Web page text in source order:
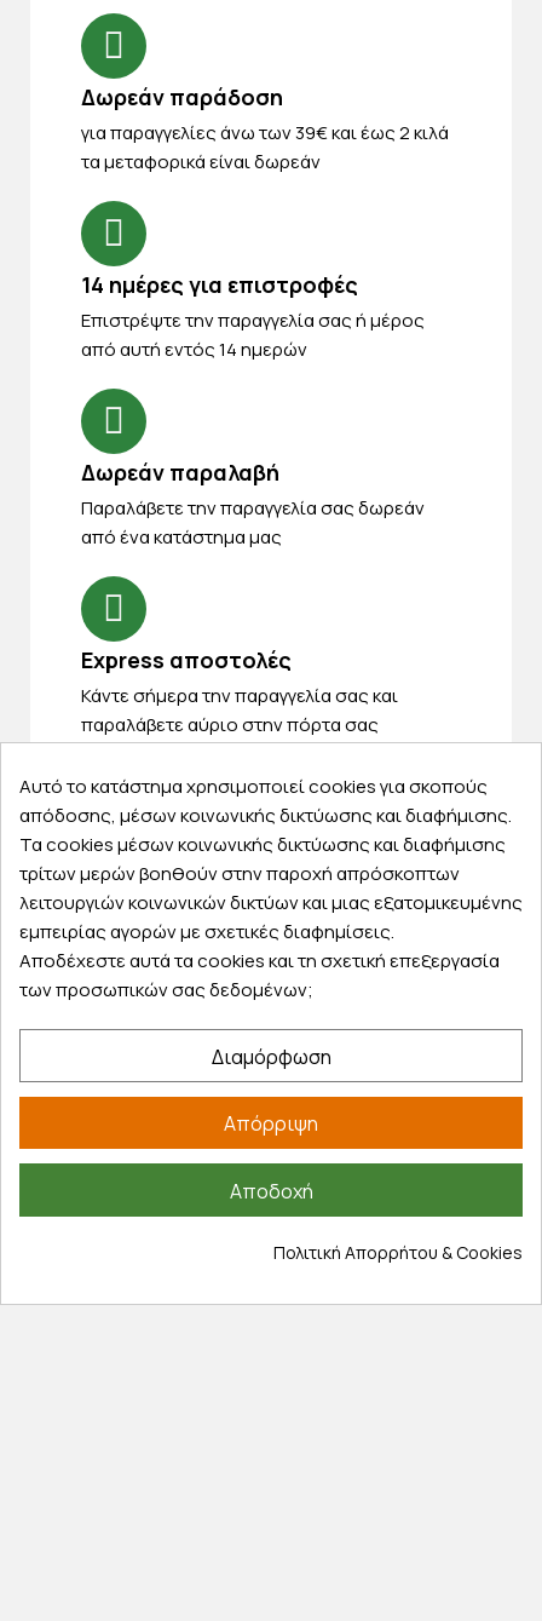
Δωρεάν παράδοση
για παραγγελίες άνω των 39€ και έως 2 κιλά
τα μεταφορικά είναι δωρεάν
14 ημέρες για επιστροφές
Eπιστρέψτε την παραγγελία σας ή μέρος
από αυτή εντός 14 ημερών
Δωρεάν παραλαβή
Παραλάβετε την παραγγελία σας δωρεάν
από ένα κατάστημα μας
Express αποστολές
Κάντε σήμερα την παραγγελία σας και
παραλάβετε αύριο στην πόρτα σας
Εξυπηρέτηση πελατών
Λογαριασμός
Τα αγαπημένα μου
Τρόποι παραγγελίας
Επιστροφές προϊοντων
Πληροφορίες
Επικοινωνία
Αυτό το κατάστημα χρησιμοποιεί cookies για σκοπούς
απόδοσης, μέσων κοινωνικής δικτύωσης και διαφήμισης.
Τα cookies μέσων κοινωνικής δικτύωσης και διαφήμισης
τρίτων μερών βοηθούν στην παροχή απρόσκοπτων
λειτουργιών κοινωνικών δικτύων και μιας εξατομικευμένης
εμπειρίας αγορών με σχετικές διαφημίσεις.
Αποδέχεστε αυτά τα cookies και τη σχετική επεξεργασία
των προσωπικών σας δεδομένων;
Διαμόρφωση
Απόρριψη
Αποδοχή
Πολιτική Απορρήτου & Cookies